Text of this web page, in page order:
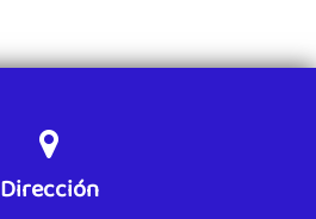
Dirección